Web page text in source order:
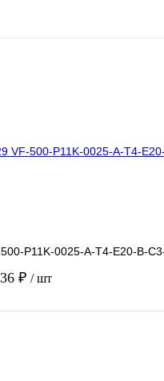
P11K-0025-A-T4-E20-B-
₽ / шт